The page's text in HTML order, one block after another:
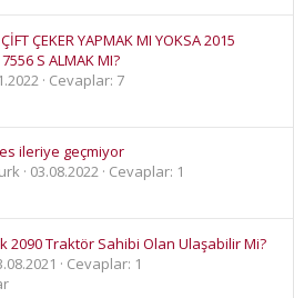
ÇEKER YAPMAK MI YOKSA 2015
S ALMAK MI?
Cevaplar: 7
ileriye geçmiyor
03.08.2022 Cevaplar: 1
2090 Traktör Sahibi Olan Ulaşabilir Mi?
Cevaplar: 1